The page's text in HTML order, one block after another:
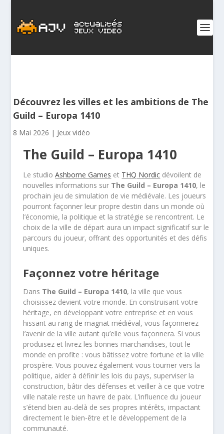
Découvrez les villes et les ambitions de The
Guild – Europa 1410
8 Mai 2026 | Jeux vidéo
The Guild – Europa 1410
Le studioAshborne Games et THQ Nordic dévoilent de
nouvelles informations sur The Guild – Europa 1410, le
prochain jeu de simulation de vie médiévale. Les joueurs
pourront façonner leur propre destin dans un monde où
l’économie, la politique et la stratégie se rencontrent. Le
choix de la ville de départ aura un impact significatif sur le
parcours du joueur, offrant des opportunités et des défis
uniques.
Façonnez votre héritage
Dans The Guild – Europa 1410, la ville que vous
choisissez devient votre monde. En construisant votre
héritage, en développant votre entreprise et en vous
hissant au rang de magnat médiéval, vous façonnerez
l’avenir de la ville autant qu’elle vous façonnera. Si vous
produisez et livrez les bonnes marchandises, tout le
monde en profite : vous bâtissez votre fortune et la ville
prospère. Vous pouvez également vous tourner vers la
politique, aider à définir les lois du pays, superviser la
construction, bâtir des défenses et veiller à ce que votre
ville natale reste un havre de paix. L’influence du joueur
s’étend bien au-delà de ses propres intérêts, impactant
directement le bien-être et le développement de la
communauté.